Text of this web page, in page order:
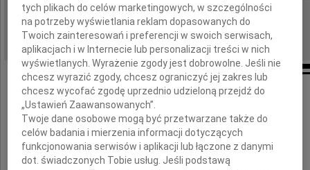
REGION: Lublin
DATA EMISJI: 15.09.2023
W wieku lat 91, wśród bliskich, zmarł
tych plikach do celów marketingowych, w szczególności
na potrzeby wyświetlania reklam dopasowanych do
Twoich zainteresowań i preferencji w swoich serwisach,
aplikacjach i w Internecie lub personalizacji treści w nich
wyświetlanych. Wyrażenie zgody jest dobrowolne. Jeśli nie
chcesz wyrazić zgody, chcesz ograniczyć jej zakres lub
chcesz wycofać zgodę uprzednio udzieloną przejdź do
„Ustawień Zaawansowanych”.
Twoje dane osobowe mogą być przetwarzane także do
celów badania i mierzenia informacji dotyczących
funkcjonowania serwisów i aplikacji lub łączone z danymi
dot. świadczonych Tobie usług. Jeśli podstawą